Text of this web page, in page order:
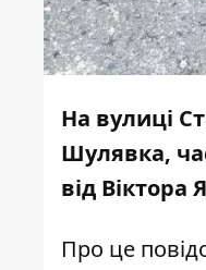
На вулиці
Шулявка,
від
Про це